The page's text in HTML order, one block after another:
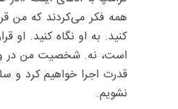
همه فکر می‌کردند که من
کنید. به او نگاه کنید.
است، نه. شخصیت من در
قدرت اجرا خواهیم کرد و
نشویم.